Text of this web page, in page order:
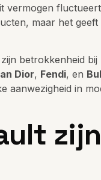
vermogen
maar het
betrokkenheid
Dior, Fendi, en
aanwezigheid in